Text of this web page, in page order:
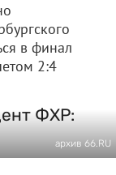
в финал
2:4
ФХР:
архив 66.RU